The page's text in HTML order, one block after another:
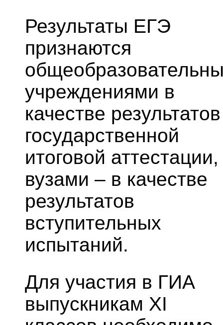
Результаты ЕГЭ
признаются
учреждениями в
качестве результатов
государственной
итоговой
вузами – в качестве
результатов
вступительных
испытаний.
Для участия в ГИА
выпускникам XI